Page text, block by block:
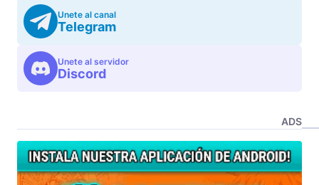
Unete al canal
Telegram
Unete al servidor
Discord
ADS